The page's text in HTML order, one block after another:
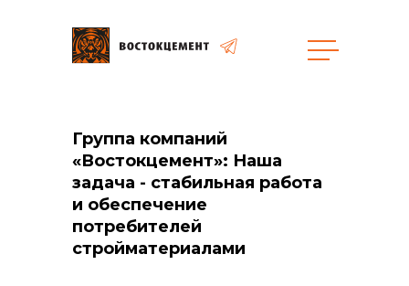
Объекты
общая информация
Группа компаний
«Востокцемент»: Наша
задача - стабильная работа
и обеспечение
потребителей
стройматериалами